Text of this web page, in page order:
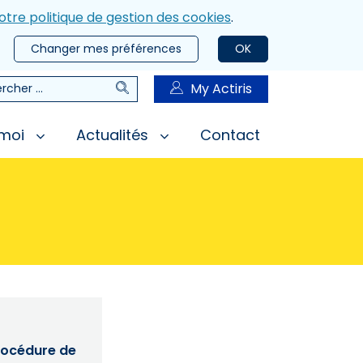
politique de gestion des cookies.
OK
Changer mes préférences
RechercherMy Actiris
Actualités Contact
de